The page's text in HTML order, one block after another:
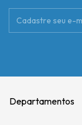
Departamentos